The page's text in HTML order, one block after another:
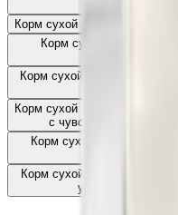
Корм сухой Araton Kitten для
Корм сухой NP
Корм сухой NP Indoor Poultry для котов от 1 года живущих дома с
Корм сухой «Royal Canin»
с чувствительной
Корм сухой «Royal
Корм сухой «Royal Canin»
умеренно